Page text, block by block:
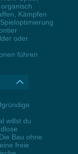
Kämpfen
oder
führen
willst du
Bau ohne
freie